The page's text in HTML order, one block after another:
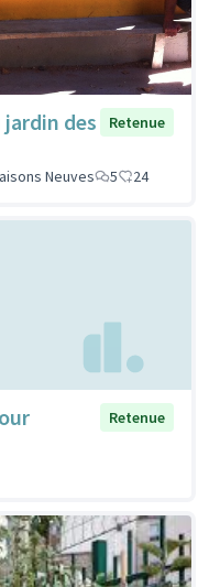
jardin des
Retenue
Neuves 5 24
Retenue